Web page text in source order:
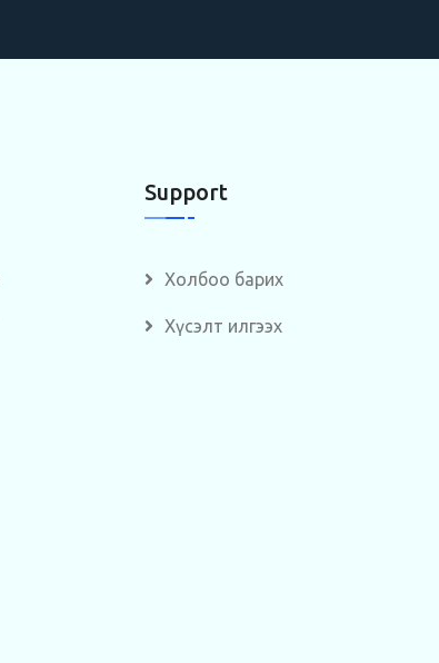
Support
Холбоо барих
Хүсэлт илгээх